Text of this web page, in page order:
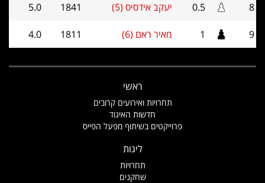
8
0.5 יעקב אידסיס (5) 1841
5.0
9
1 מאיר ראם (6) 1811
4.0
ראשי
תחרויות ואירועים קרובים
חדשות האיגוד
פרוייקטים בשיתוף מפעל הפייס
ליגות
תחרויות
שחקנים